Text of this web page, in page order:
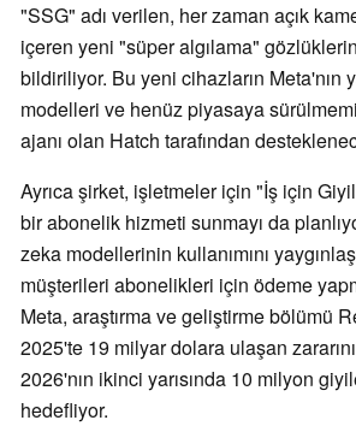
"SSG" adı verilen, her zaman açık
içeren yeni "süper algılama"
bildiriliyor. Bu yeni cihazların Meta'nın
modelleri ve henüz piyasaya
ajanı olan Hatch tarafından
Ayrıca şirket, işletmeler için "İş için
bir abonelik hizmeti sunmayı da
zeka modellerinin kullanımını
müşterileri abonelikleri için ödeme
Meta, araştırma ve geliştirme bölümü
2025'te 19 milyar dolara ulaşan
2026'nın ikinci yarısında 10 milyon
hedefliyor.